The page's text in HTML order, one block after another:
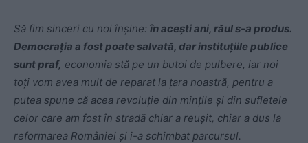
Să fim sinceri cu noi înșine: în acești ani, răul s-a produs.
Democrația a fost poate salvată, dar instituțiile publice
sunt praf, economia stă pe un butoi de pulbere, iar noi
toți vom avea mult de reparat la țara noastră, pentru a
putea spune că acea revoluție din mințile și din sufletele
celor care am fost în stradă chiar a reușit, chiar a dus la
reformarea României și i-a schimbat parcursul.